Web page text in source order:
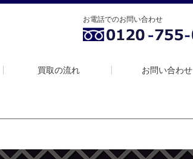
お電話でのお問い合わせ
買取の流れ お問い合わせ